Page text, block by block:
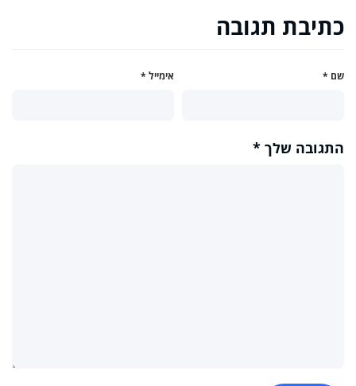
כתיבת תגובה
שם * אימייל *
התגובה שלך *